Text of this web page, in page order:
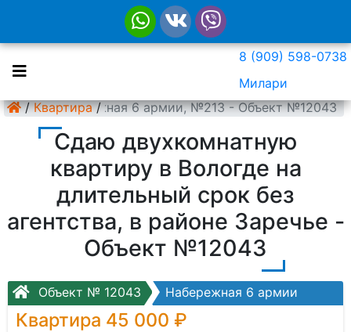
8 (909) 598-0738
Милари
/ Квартира /
Набережная 6 армии, №213 - Объект №12043
Сдаю двухкомнатную
квартиру в Вологде на
длительный срок без
агентства, в районе Заречье -
Объект №12043
Объект № 12043 Набережная 6 армии
Квартира 45 000 ₽